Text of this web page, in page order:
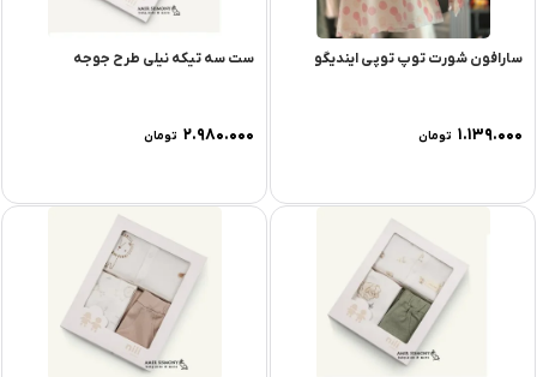
سارافون شورت توپ توپی ایندیگو
۱.۱۳۹.۰۰۰ تومان
ست سه تیکه نیلی طرح جوجه
۲.۹۸۰.۰۰۰ تومان